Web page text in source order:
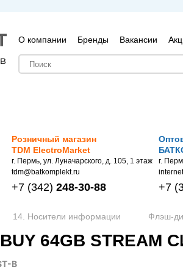
О компании Бренды Вакансии
Розничный магазин
TDM ElectroMarket
г. Пермь, ул. Луначарского, д. 105, 1 этаж
tdm@batkomplekt.ru
+7 (342) 248-30-88
г.
+7
14. Носители информации Флэш-
64GB STREAM
B